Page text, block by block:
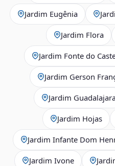
Jardim Eugênia
Jardim Flora
Jardim Fonte do
Jardim Gerson
Jardim Guadalajara
Jardim Hojas
Jardim Infante Dom
Jardim Ivone